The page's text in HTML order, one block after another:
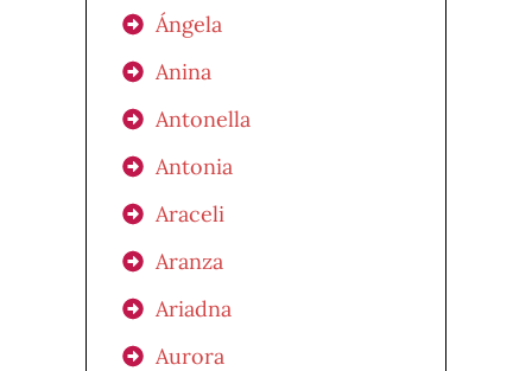
Ángela
Anina
Antonella
Antonia
Araceli
Aranza
Ariadna
Aurora